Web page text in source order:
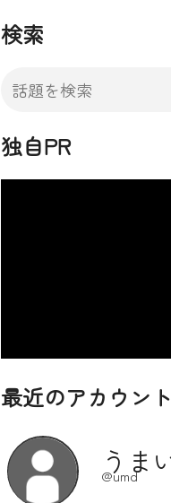
検索
独自PR
最近のアカウント